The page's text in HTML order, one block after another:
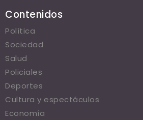
Contenidos
Política
Sociedad
Salud
Policiales
Deportes
Cultura y espectáculos
Economía